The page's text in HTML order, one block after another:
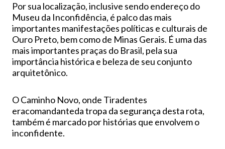
Por sua localização, inclusive sendo endereço do
Museu da Inconfidência, é palco das mais
importantes manifestações políticas e culturais de
Ouro Preto, bem como de Minas Gerais. É uma das
mais importantes praças do Brasil, pela sua
importância histórica e beleza de seu conjunto
arquitetônico.
O Caminho Novo, onde Tiradentes
eracomandanteda tropa da segurança desta rota,
também é marcado por histórias que envolvem o
inconfidente.